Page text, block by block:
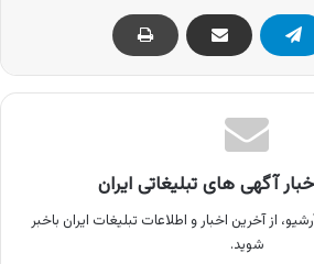
آگهی های تبلیغاتی ایران
از آخرین اخبار و اطلاعات تبلیغات ایران باخبر
شوید.